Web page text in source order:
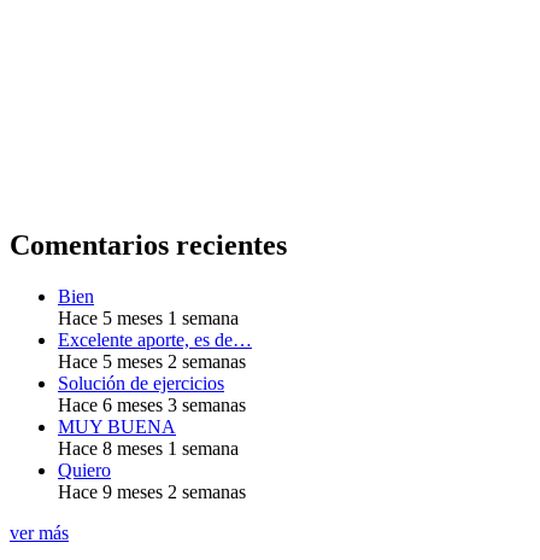
Comentarios recientes
Bien
Hace 5 meses 1 semana
Excelente aporte, es de…
Hace 5 meses 2 semanas
Solución de ejercicios
Hace 6 meses 3 semanas
MUY BUENA
Hace 8 meses 1 semana
Quiero
Hace 9 meses 2 semanas
ver más